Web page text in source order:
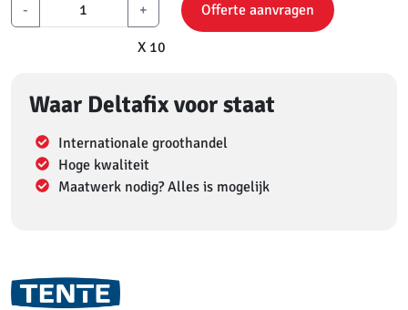
- +
X 10
Offerte aanvragen
Waar Deltafix voor staat
Internationale groothandel
Hoge kwaliteit
Maatwerk nodig? Alles is mogelijk